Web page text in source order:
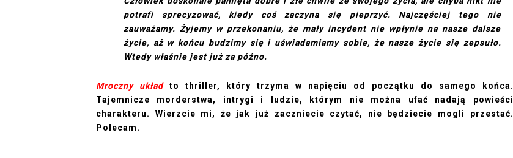
potrafi sprecyzować, kiedy coś zaczyna się pieprzyć. Najczęściej tego nie
zauważamy. Żyjemy w przekonaniu, że mały incydent nie wpłynie na nasze dalsze
życie, aż w końcu budzimy się i uświadamiamy sobie, że nasze życie się zepsuło.
Wtedy właśnie jest już za późno.
Mroczny układto thriller, który trzyma w napięciu od początku do samego końca.
Tajemnicze morderstwa, intrygi i ludzie, którym nie można ufać nadają powieści
charakteru. Wierzcie mi, że jak już zaczniecie czytać, nie będziecie mogli przestać.
Polecam.